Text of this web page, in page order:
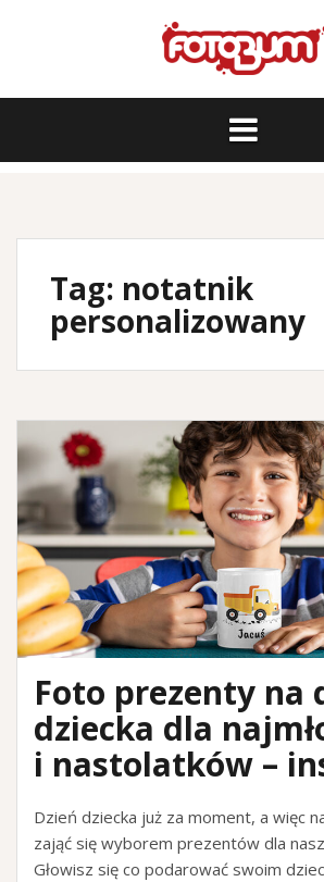
Tag: notatnik
personalizowany
Foto prezenty na
dziecka dla
i nastolatków –
Dzień dziecka już za moment, a więc
zająć się wyborem prezentów dla
Głowisz się co podarować swoim